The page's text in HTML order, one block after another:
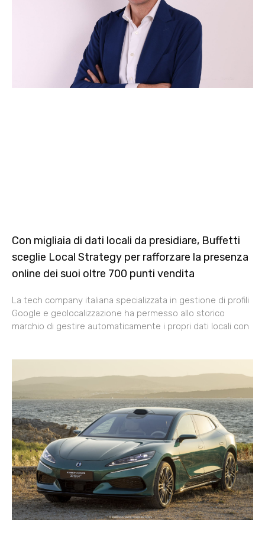
Con migliaia di dati locali da presidiare, Buffetti
sceglie Local Strategy per rafforzare la presenza
online dei suoi oltre 700 punti vendita
La tech company italiana specializzata in gestione di profili
Google e geolocalizzazione ha permesso allo storico
marchio di gestire automaticamente i propri dati locali con